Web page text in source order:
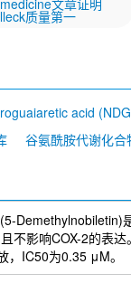
文章证明
质量第一
acid
谷氨酰胺代谢化合
Demethylnobiletin)
不影响COX-2的表
，IC50为0.35 μM。